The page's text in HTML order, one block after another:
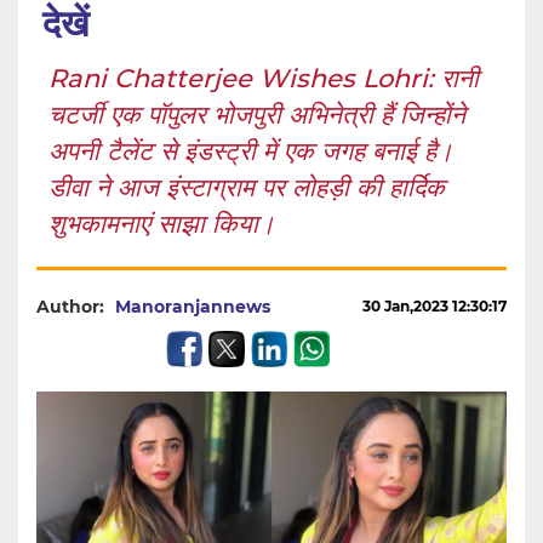
देखें
Rani Chatterjee Wishes Lohri: रानी
चटर्जी एक पॉपुलर भोजपुरी अभिनेत्री हैं जिन्होंने
अपनी टैलेंट से इंडस्ट्री में एक जगह बनाई है।
डीवा ने आज इंस्टाग्राम पर लोहड़ी की हार्दिक
शुभकामनाएं साझा किया।
Author: Manoranjannews 30 Jan,2023 12:30:17